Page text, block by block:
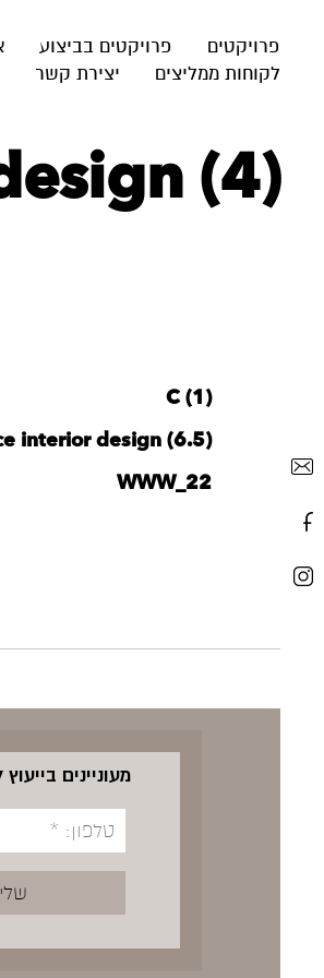
פרויקטים פרויקטים בביצוע
לקוחות ממליצים
יצירת קשר
(4)
C (1)
interior design (6.5)
WWW_22
מעוניינים